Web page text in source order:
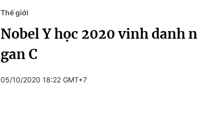
Thế giới
Nobel Y học 2020 vinh danh
gan C
05/10/2020 18:22 GMT+7